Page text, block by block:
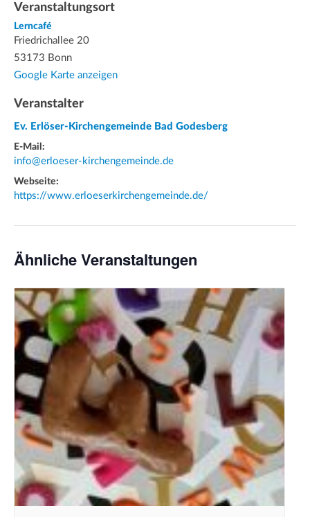
Veranstaltungsort
Lerncafé
Friedrichallee 20
53173 Bonn
Google Karte anzeigen
Veranstalter
Ev. Erlöser-Kirchengemeinde Bad Godesberg
E-Mail:
info@erloeser-kirchengemeinde.de
Webseite:
https://www.erloeserkirchengemeinde.de/
Ähnliche Veranstaltungen
Bildquelle_ Pixabay Free_Christoph Meinersmann